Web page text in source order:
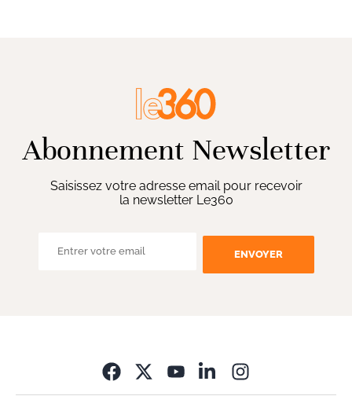
Abonnement Newsletter
Saisissez votre adresse email pour recevoir
la newsletter Le360
ENVOYER